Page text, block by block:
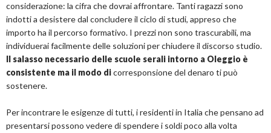
considerazione: la cifra che dovrai affrontare. Tanti ragazzi sono
indotti a desistere dal concludere il ciclo di studi, appreso che
importo ha il percorso formativo. I prezzi non sono trascurabili, ma
individuerai facilmente delle soluzioni per chiudere il discorso studio.
Il salasso necessario delle scuole serali intorno a Oleggio è
consistente ma il modo dicorresponsione del denaro ti può
sostenere.
Per incontrare le esigenze di tutti, i residenti in Italia che pensano ad
presentarsi possono vedere di spendere i soldi poco alla volta